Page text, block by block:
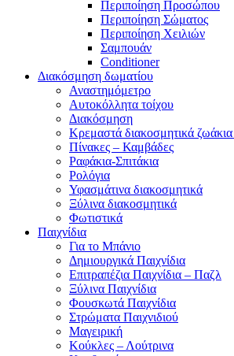
Περιποίηση Προσώπου
Περιποίηση Σώματος
Περιποίηση Χειλιών
Σαμπουάν
Conditioner
Διακόσμηση δωματίου
Αναστημόμετρο
Αυτοκόλλητα τοίχου
Διακόσμηση
Κρεμαστά διακοσμητικά ζωάκια
Πίνακες – Καμβάδες
Ραφάκια-Σπιτάκια
Ρολόγια
Υφασμάτινα διακοσμητικά
Ξύλινα διακοσμητικά
Φωτιστικά
Παιχνίδια
Για το Μπάνιο
Δημιουργικά Παιχνίδια
Επιτραπέζια Παιχνίδια – Παζλ
Ξύλινα Παιχνίδια
Φουσκωτά Παιχνίδια
Στρώματα Παιχνιδιού
Μαγειρική
Κούκλες – Λούτρινα